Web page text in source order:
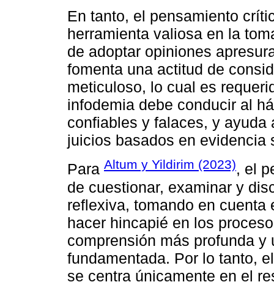
En tanto, el pensamiento
herramienta valiosa en la
de adoptar opiniones
fomenta una actitud de
meticuloso, lo cual es
infodemia debe conducir al
confiables y falaces, y ayuda
juicios basados en evidencia
Para Altum y Yildirim (2023), el
de cuestionar, examinar y
reflexiva, tomando en
hacer hincapié en los
comprensión más profunda
fundamentada. Por lo tanto,
se centra únicamente en el